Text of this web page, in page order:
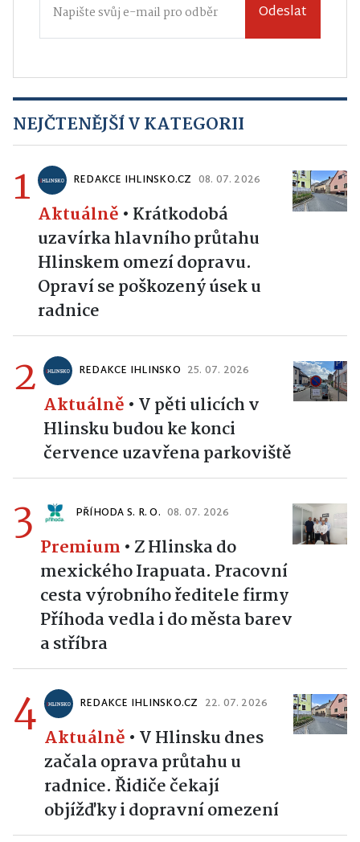
Odeslat
NEJČTENĚJŠÍ V KATEGORII
1 REDAKCE IHLINSKO.CZ 08. 07. 2026
Aktuálně • Krátkodobá
uzavírka hlavního průtahu
Hlinskem omezí dopravu.
Opraví se poškozený úsek u
radnice
2 REDAKCE IHLINSKO 25. 07. 2026
Aktuálně • V pěti ulicích v
Hlinsku budou ke konci
července uzavřena parkoviště
3 PŘÍHODA S. R. O. 08. 07. 2026
Premium • Z Hlinska do
mexického Irapuata. Pracovní
cesta výrobního ředitele firmy
Příhoda vedla i do města barev
a stříbra
4 REDAKCE IHLINSKO.CZ 22. 07. 2026
Aktuálně • V Hlinsku dnes
začala oprava průtahu u
radnice. Řidiče čekají
objížďky i dopravní omezení